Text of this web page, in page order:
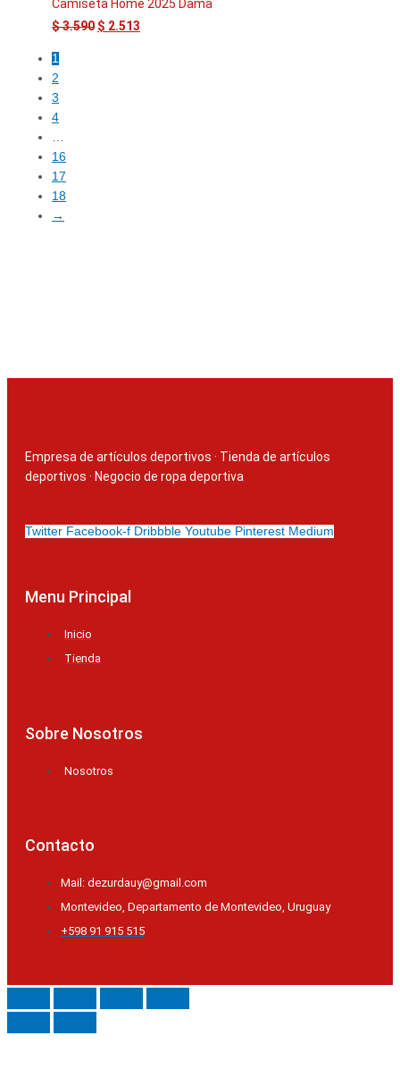
Camiseta Home 2025 Dama
$3.590 $ 2.513
1
2
3
4
16
17
18
→
Empresa de artículos deportivos · Tienda de artículos
deportivos · Negocio de ropa deportiva
Twitter Facebook-f Dribbble Youtube Pinterest Medium
Menu Principal
Inicio
Tienda
Sobre Nosotros
Nosotros
Contacto
Mail: dezurdauy@gmail.com
Montevideo, Departamento de Montevideo, Uruguay
+598 91 915 515